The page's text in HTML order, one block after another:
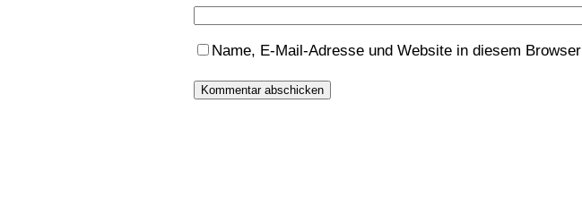
Name, E-Mail-Adresse und Website in diesem